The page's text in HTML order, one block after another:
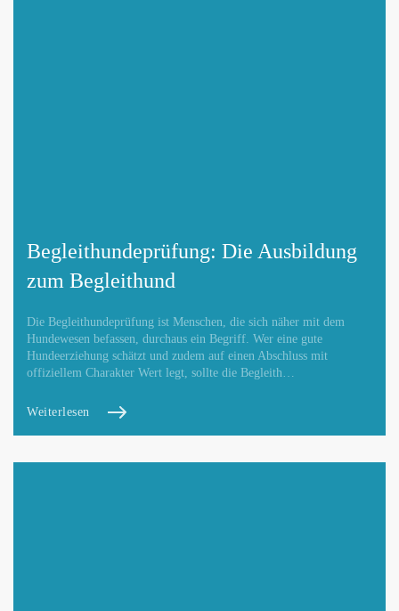
Begleithundeprüfung: Die Ausbildung
zum Begleithund
Die Begleithundeprüfung ist Menschen, die sich näher mit dem
Hundewesen befassen, durchaus ein Begriff. Wer eine gute
Hundeerziehung schätzt und zudem auf einen Abschluss mit
offiziellem Charakter Wert legt, sollte die Begleith…
Weiterlesen